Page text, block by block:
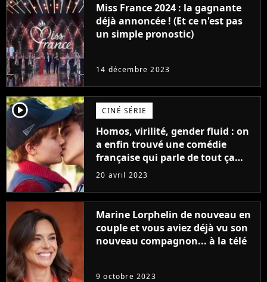
Miss France 2024 : la gagnante
déjà annoncée ! (Et ce n'est pas
un simple pronostic)
14 décembre 2023
player2 CINÉ SÉRIE
Homos, virilité, gender fluid : on
a enfin trouvé une comédie
française qui parle de tout ça
sans être super ringarde
20 avril 2023
Marine Lorphelin de nouveau en
couple et vous aviez déjà vu son
nouveau compagnon... à la télé
9 octobre 2023